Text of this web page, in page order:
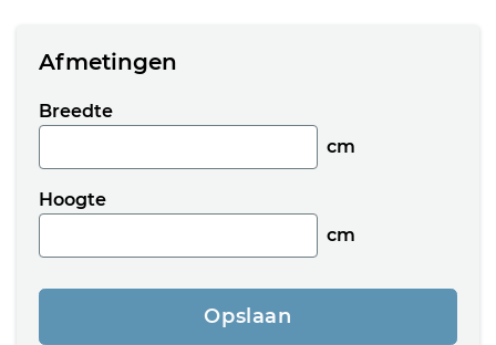
Afmetingen
Breedte
cm
Hoogte
cm
Opslaan